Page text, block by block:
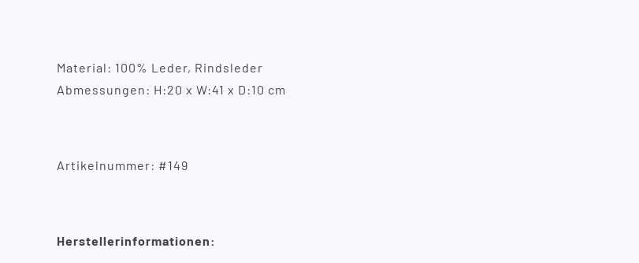
Material: 100% Leder, Rindsleder
Abmessungen: H:20 x W:41 x D:10 cm
Artikelnummer: #149
Herstellerinformationen: